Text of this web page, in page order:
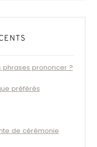
phrases prononcer ?
préférés
de cérémonie